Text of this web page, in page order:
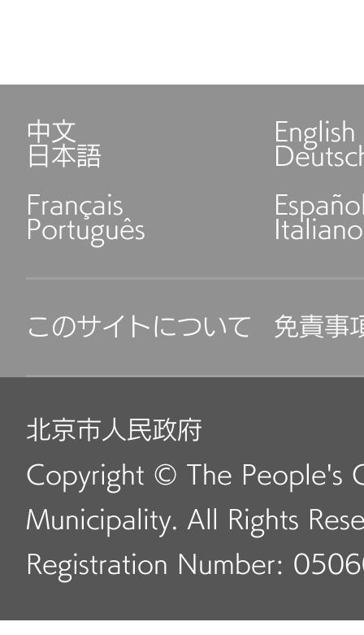
中文 English
日本語
Français
Português Italiano
このサイトについて 免責事
北京市人民政府
Copyright © The People's
Municipality. All Rights
Registration Number: